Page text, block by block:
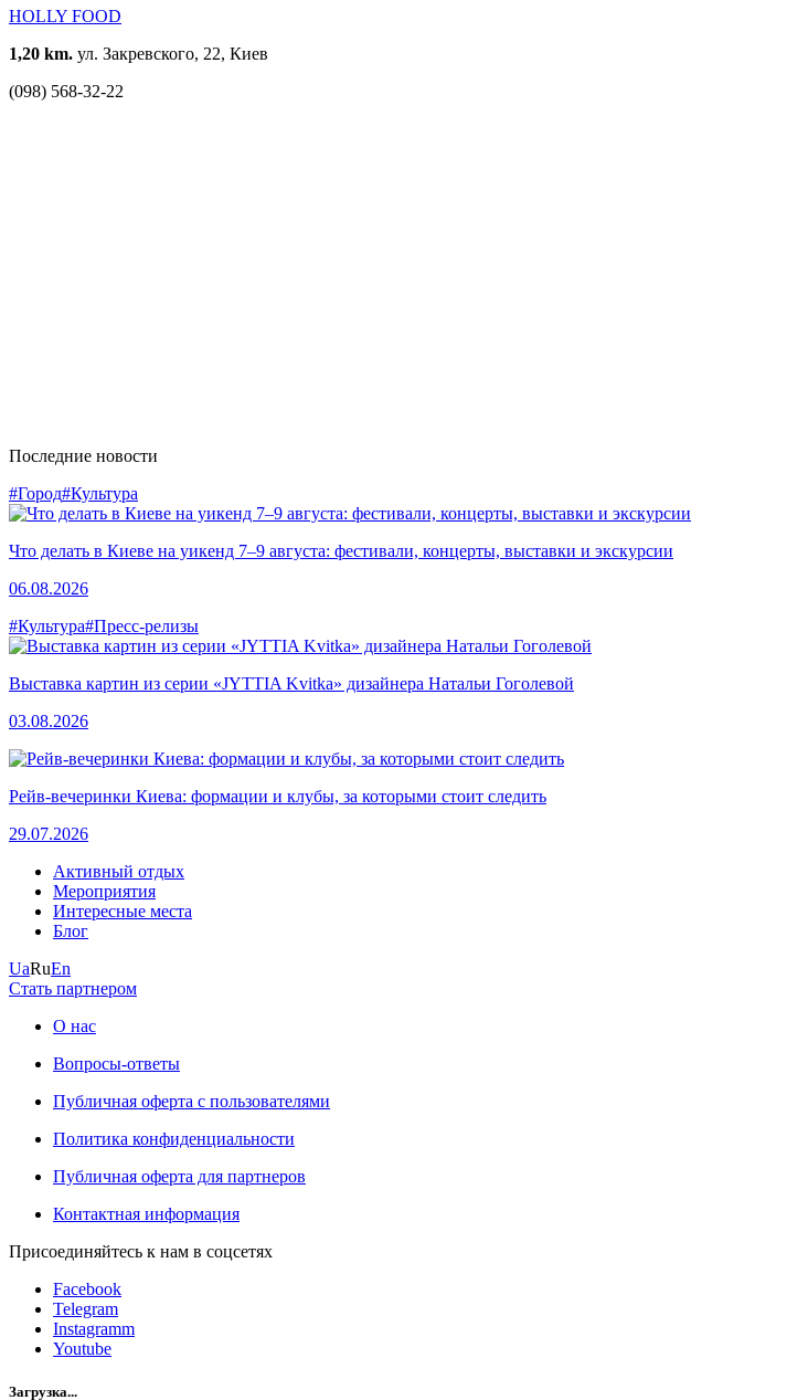
HOLLY FOOD
1,20 km. ул. Закревского, 22, Киев
(098) 568-32-22
Последние новости
#Город#Культура
Что делать в Киеве на уикенд 7–9 августа: фестивали, концерты, выставки и экскурсии
06.08.2026
#Культура#Пресс-релизы
Выставка картин из серии «JYTTIA Kvitka» дизайнера Натальи Гоголевой
03.08.2026
Рейв-вечеринки Киева: формации и клубы, за которыми стоит следить
29.07.2026
Активный отдых
Мероприятия
Интересные места
Блог
UaRuEn
Стать партнером
О нас
Вопросы-ответы
Публичная оферта с пользователями
Политика конфиденциальности
Публичная оферта для партнеров
Контактная информация
Присоединяйтесь к нам в соцсетях
Facebook
Telegram
Instagramm
Youtube
Загрузка...